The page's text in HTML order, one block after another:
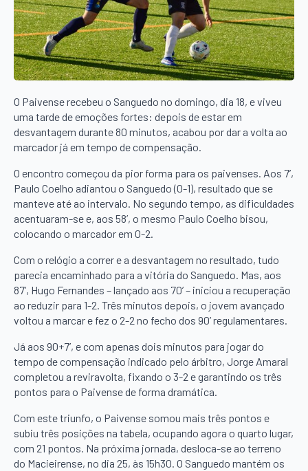
O Paivense recebeu o Sanguedo no domingo, dia 18, e viveu
uma tarde de emoções fortes: depois de estar em
desvantagem durante 80 minutos, acabou por dar a volta ao
marcador já em tempo de compensação.
O encontro começou da pior forma para os paivenses. Aos 7’,
Paulo Coelho adiantou o Sanguedo (0-1), resultado que se
manteve até ao intervalo. No segundo tempo, as dificuldades
acentuaram-se e, aos 58’, o mesmo Paulo Coelho bisou,
colocando o marcador em 0-2.
Com o relógio a correr e a desvantagem no resultado, tudo
parecia encaminhado para a vitória do Sanguedo. Mas, aos
87’, Hugo Fernandes – lançado aos 70’ – iniciou a recuperação
ao reduzir para 1-2. Três minutos depois, o jovem avançado
voltou a marcar e fez o 2-2 no fecho dos 90’ regulamentares.
Já aos 90+7’, e com apenas dois minutos para jogar do
tempo de compensação indicado pelo árbitro, Jorge Amaral
completou a reviravolta, fixando o 3-2 e garantindo os três
pontos para o Paivense de forma dramática.
Com este triunfo, o Paivense somou mais três pontos e
subiu três posições na tabela, ocupando agora o quarto lugar,
com 21 pontos. Na próxima jornada, desloca-se ao terreno
do Macieirense, no dia 25, às 15h30. O Sanguedo mantém os